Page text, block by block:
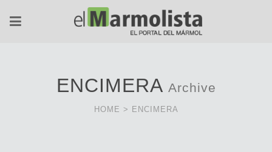
ENCIMERA Archive
HOME > ENCIMERA